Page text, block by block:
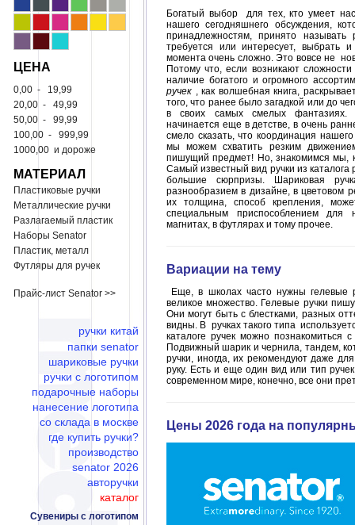
ЦЕНА
0,00 - 19,99
20,00 - 49,99
50,00 - 99,99
100,00 - 999,99
1000,00 и дороже
МАТЕРИАЛ
Пластиковые ручки
Металлические ручки
Разлагаемый пластик
Наборы Senator
Пластик, металл
Футляры для ручек
Прайс-лист Senator >>
ручки китай
папки senator
шариковые ручки
ручки с логотипом
подарочные наборы
нанесение логотипа
со склада в москве
где купить ручки?
производство
senator 2026
авторучки
каталог
Сувениры с логотипом
Богатый выбор для тех, кто умеет
нашего сегодняшнего обсуждения,
принадлежностям, принято
требуется или интересует, выбрать
момента очень сложно. Это вовсе не
Потому что, если возникают
наличие богатого и огромного
ручек , как волшебная книга,
того, что ранее было загадкой или до
в своих самых смелых фантазиях.
начинается еще в детстве, в очень
смело сказать, что координация
мы можем схватить резким
пишущий предмет! Но, знакомимся мы,
Самый известный вид ручки из
большие сюрпризы. Шариковая
разнообразием в дизайне, в цветовом
их толщина, способ крепления,
специальным приспособлением
магнитах, в футлярах и тому прочее.
Вариации на тему
Еще, в школах часто нужны гелевые
великое множество. Гелевые ручки
Они могут быть с блестками, разных
видны. В ручках такого типа
каталоге ручек можно познакомиться
Подвижный шарик и чернила, тандем,
ручки, иногда, их рекомендуют даже
руку. Есть и еще один вид или тип
современном мире, конечно, все они
Цены 2026 года на